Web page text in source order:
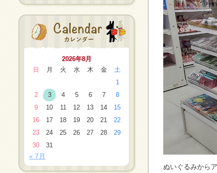
2026年8月
日
月 火 水 木 金
土
1
2
3 4 5 6 7
8
9
10 11 12 13 14
15
16
17 18 19 20 21
22
23
24 25 26 27 28
29
30
31
« 7月
ぬいぐるみから